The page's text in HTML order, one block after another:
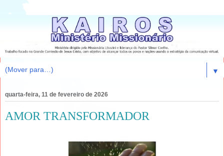
▼
quarta-feira, 11 de fevereiro de 2026
AMOR TRANSFORMADOR